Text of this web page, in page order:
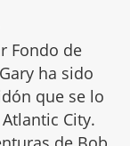
Fondo de
ha sido
que se lo
City.